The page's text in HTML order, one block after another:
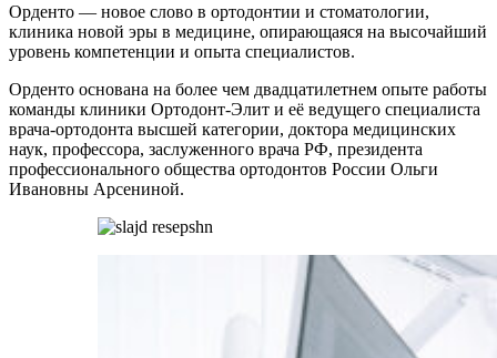
Орденто — новое слово в ортодонтии и стоматологии,
клиника новой эры в медицине, опирающаяся на высочайший
уровень компетенции и опыта специалистов.
Орденто основана на более чем двадцатилетнем опыте работы
команды клиники Ортодонт-Элит и её ведущего специалиста
врача-ортодонта высшей категории, доктора медицинских
наук, профессора, заслуженного врача РФ, президента
профессионального общества ортодонтов России Ольги
Ивановны Арсениной.